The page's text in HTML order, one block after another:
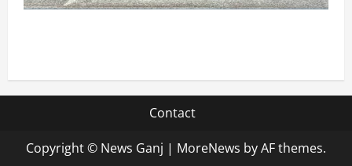
Contact
Copyright © News Ganj | MoreNews by AF themes.